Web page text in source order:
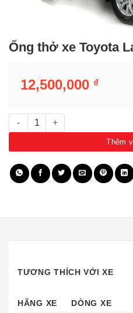
Ống thở xe Toyota
12,500,000 ₫
Ống thở xe Toyota Land Cruiser
Thêm
TƯƠNG THÍCH VỚI XE
HÃNG XE DÒNG XE